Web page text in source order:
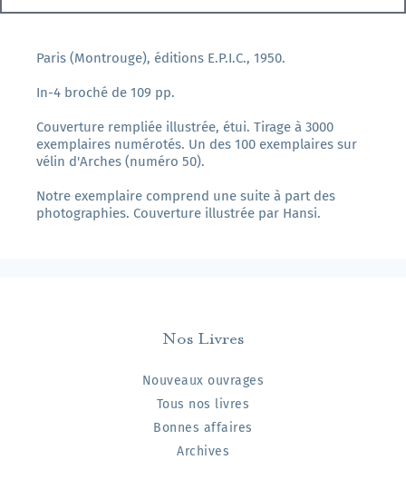
Paris (Montrouge), éditions E.P.I.C., 1950.
In-4 broché de 109 pp.
Couverture rempliée illustrée, étui. Tirage à 3000
exemplaires numérotés. Un des 100 exemplaires sur
vélin d'Arches (numéro 50).
Notre exemplaire comprend une suite à part des
photographies. Couverture illustrée par Hansi.
Nos Livres
Nouveaux ouvrages
Tous nos livres
Bonnes affaires
Archives